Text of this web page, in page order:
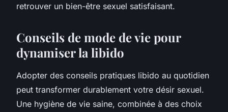
retrouver un bien-être sexuel satisfaisant.
Conseils de mode de vie pour
dynamiser la libido
Adopter des conseils pratiques libido au quotidien
peut transformer durablement votre désir sexuel.
Une hygiène de vie saine, combinée à des choix